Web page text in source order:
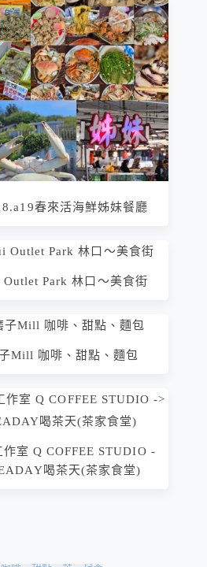
春來活海鮮姊妹餐廳
Outlet Park 林口～美食街
Mill 咖啡、甜點、麵包
作室 Q COFFEE STUDIO -
喝茶天(茶家食堂)